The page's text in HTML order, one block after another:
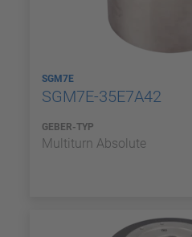
SGM7E
SGM7E-35E7A42
GEBER-TYP
Multiturn Absolute